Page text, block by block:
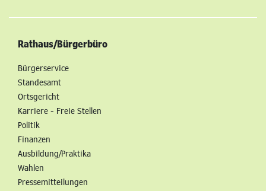
Rathaus/Bürgerbüro
Bürgerservice
Standesamt
Ortsgericht
Karriere - Freie Stellen
Politik
Finanzen
Ausbildung/Praktika
Wahlen
Pressemitteilungen